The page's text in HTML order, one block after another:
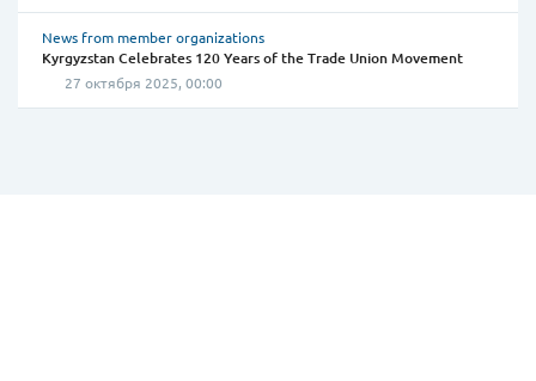
News from member organizations
Kyrgyzstan Celebrates 120 Years of the Trade Union Movement
27 октября 2025, 00:00